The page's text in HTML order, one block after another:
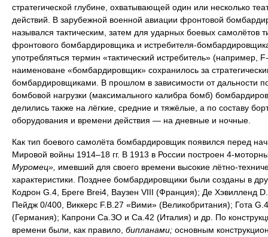
стратегической глубине, охватывающей один или несколько
действий. В зарубежной военной авиации фронтовой
назывался тактическим, затем для ударных боевых самолётов
фронтового бомбардировщика и истребителя-
употребляться термин «тактический истребитель» (например,
наименоване «бомбардировщик» сохранилось за
бомбардировщиками. В прошлом в зависимости от дальности
бомбовой нагрузки (максимального калибра бомб)
делились также на лёгкие, средние и тяжёлые, а по составу
оборудования и времени действия — на дневные и ночные.
Как тип боевого самолёта бомбардировщик появился перед
Мировой войны 1914–18 гг. В 1913 в России построен 4-
Муромец», имевший для своего времени высокие лётно-
характеристики. Позднее бомбардировщики были созданы в
Кодрон G.4, Бреге Brei4, Ваузен VIII (Франция); Де Хэвилленд
Пейдж 0/400, Виккерс F.B.27 «Вими» (Великобритания); Гота
(Германия); Капрони Са.ЗО и Са.42 (Италия) и др. По
времени были, как правило, бипланами; основным